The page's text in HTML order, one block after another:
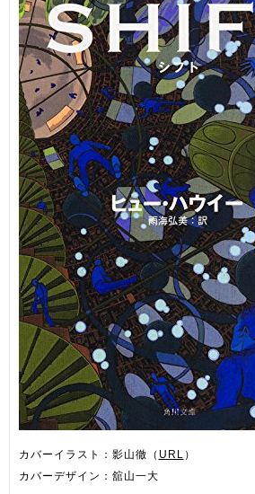
カバーイラスト：影山徹（ URL ）
カバーデザイン：舘山一大